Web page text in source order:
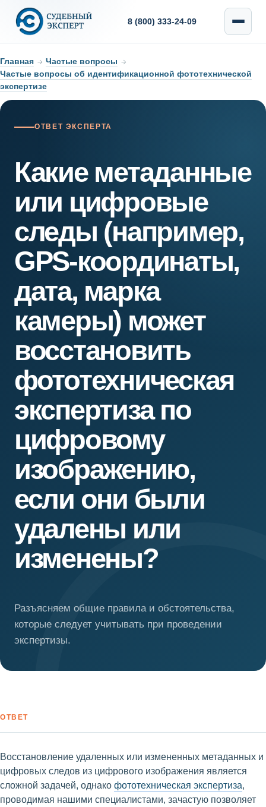
8 (800) 333-24-09
Главная → Частые вопросы →
Частые вопросы об идентификационной фототехнической
экспертизе
ОТВЕТ ЭКСПЕРТА
Какие метаданные
или цифровые
следы (например,
GPS-координаты,
дата, марка
камеры) может
восстановить
фототехническая
экспертиза по
цифровому
изображению,
если они были
удалены или
изменены?
Разъясняем общие правила и обстоятельства,
которые следует учитывать при проведении
экспертизы.
ОТВЕТ
Восстановление удаленных или измененных метаданных и
цифровых следов из цифрового изображения является
сложной задачей, однако фототехническая экспертиза,
проводимая нашими специалистами, зачастую позволяет